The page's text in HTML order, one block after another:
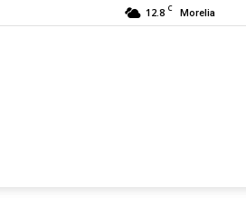
12.8 C Morelia